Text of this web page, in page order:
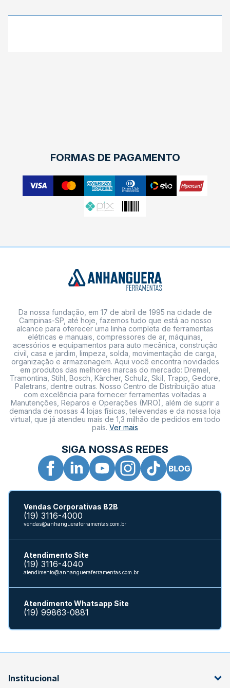
FORMAS DE PAGAMENTO
Da nossa fundação, em 17 de abril de 1995 na cidade de
Campinas-SP, até hoje, fazemos tudo que está ao nosso
alcance para oferecer uma linha completa de ferramentas
elétricas e manuais, compressores de ar, máquinas,
acessórios e equipamentos para auto mecânica, construção
civil, casa e jardim, limpeza, solda, movimentação de carga,
organização e armazenagem. Aqui você encontra novidades
em produtos das melhores marcas do mercado: Dremel,
Tramontina, Stihl, Bosch, Kärcher, Schulz, Skil, Trapp, Gedore,
Paletrans, dentre outras. Nosso Centro de Distribuição atua
com excelência para fornecer ferramentas voltadas a
Manutenções, Reparos e Operações (MRO), além de suprir a
demanda de nossas 4 lojas físicas, televendas e da nossa loja
virtual, que já atendeu mais de 1,3 milhão de pedidos em todo
país. Ver mais
SIGA NOSSAS REDES
Vendas Corporativas B2B
(19) 3116-4000
vendas@anhangueraferramentas.com.br
Atendimento Site
(19) 3116-4040
atendimento@anhangueraferramentas.com.br
Atendimento Whatsapp Site
(19) 99863-0881
Institucional